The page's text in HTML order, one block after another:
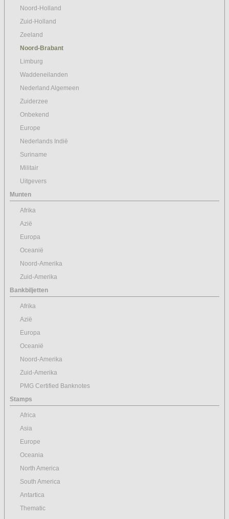
Noord-Holland
Zuid-Holland
Zeeland
Noord-Brabant
Limburg
Waddeneilanden
Nederland Algemeen
Zuiderzee
Onbekend
Europe
Nederlands Indië
Suriname
Militair
Uitgevers
Munten
Afrika
Azië
Europa
Oceanië
Noord-Amerika
Zuid-Amerika
Bankbiljetten
Afrika
Azië
Europa
Oceanië
Noord-Amerika
Zuid-Amerika
PMG Certified Banknotes
Stamps
Africa
Asia
Europe
Oceania
North America
South America
Antartica
Thematic